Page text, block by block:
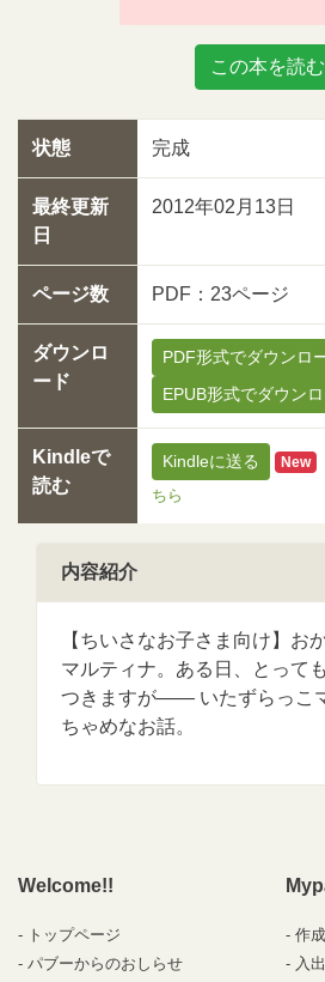
この本を読む
状態 完成
最終更新
日
2012年02月13日
ページ数 PDF：23ページ
ダウンロ
ード
PDF形式でダウンロ
EPUB形式でダウン
Kindleで
読む
Kindleに送る New
ちら
内容紹介
【ちいさなお子さま向け】お
マルティナ。ある日、とって
つきますが―― いたずらっこ
ちゃめなお話。
Welcome!!
トップページ
パブーからのおしらせ
作
入